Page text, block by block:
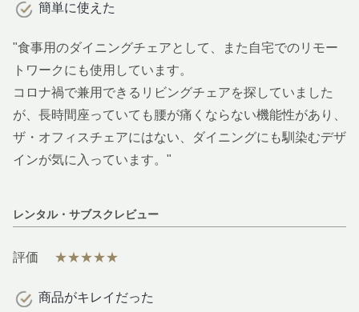
簡単に使えた
"食事用のダイニングチェアとして、また自宅でのリモー
トワークにも使用しています。
コロナ禍で兼用できるリビングチェアを探していました
が、長時間座っていても腰が痛くならない機能性があり、
ザ・オフィスチェアにはない、ダイニングにも馴染むデザ
インが気に入っています。"
レンタル・サブスクレビュー
評価 ★★★★★
商品がキレイだった